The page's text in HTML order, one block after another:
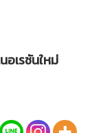
อเรชันใหม่